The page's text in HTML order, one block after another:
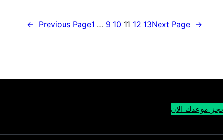
← Previous Page1 … 9 10 11 12 13Next Page →
موعدك الان